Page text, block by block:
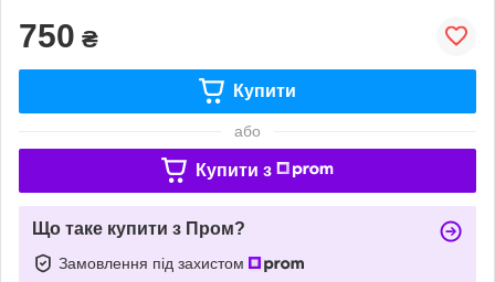
750 ₴
Купити
або
Купити з
Що таке купити з Пром?
Замовлення під захистом